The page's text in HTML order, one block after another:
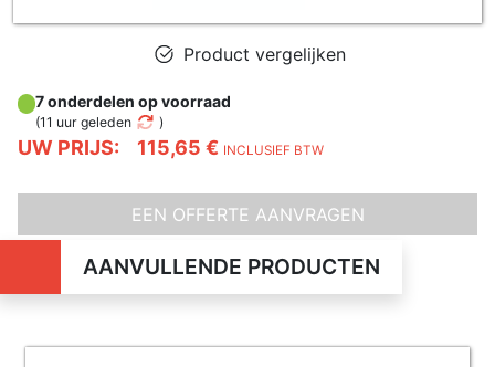
Product vergelijken
UW PRIJS: 115,65 € INCLUSIEF BTW
7 onderdelen op voorraad
(11 uur geleden )
EEN OFFERTE AANVRAGEN
AANVULLENDE PRODUCTEN